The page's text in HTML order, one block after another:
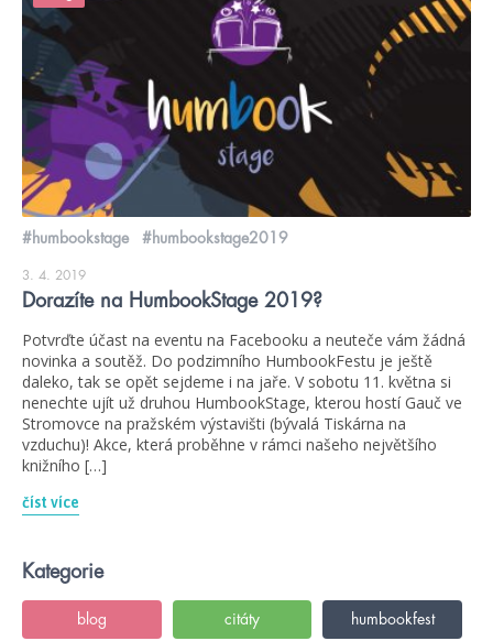
#humbookstage #humbookstage2019
3. 4. 2019
Dorazíte na HumbookStage 2019?
Potvrďte účast na eventu na Facebooku a neuteče vám žádná
novinka a soutěž. Do podzimního HumbookFestu je ještě
daleko, tak se opět sejdeme i na jaře. V sobotu 11. května si
nenechte ujít už druhou HumbookStage, kterou hostí Gauč ve
Stromovce na pražském výstavišti (bývalá Tiskárna na
vzduchu)! Akce, která proběhne v rámci našeho největšího
knižního […]
číst více
Kategorie
blog citáty humbookfest